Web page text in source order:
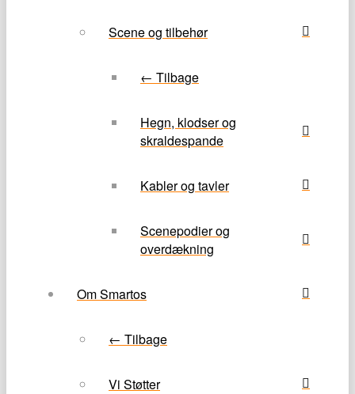
Scene og tilbehør
← Tilbage
Hegn, klodser og
skraldespande
Kabler og tavler
Scenepodier og
overdækning
Om Smartos
← Tilbage
Vi Støtter